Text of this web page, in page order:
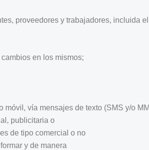
proveedores y trabajadores, incluida
en los mismos;
vía mensajes de texto (SMS y/o
publicitaria o
de tipo comercial o no
y de manera